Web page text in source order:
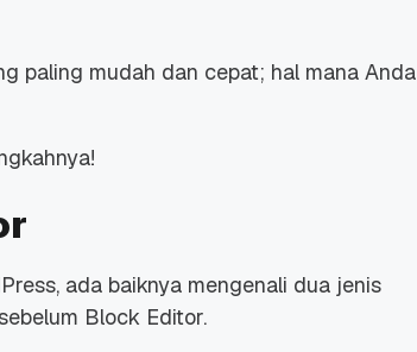
paling mudah dan cepat; hal mana Anda
ada baiknya mengenali dua jenis
Block Editor.